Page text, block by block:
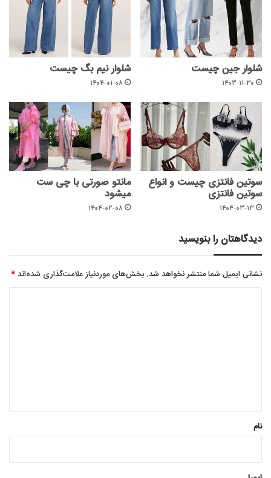
شلوار جین چیست
۱۴۰۳-۱۱-۳۰
شلوار نیم بگ چیست
۱۴۰۴-۰۱-۰۸
سوتین فانتزی چیست و انواع
سوتین فانتزی
۱۴۰۴-۰۳-۱۳
مانتو صورتی با چی ست
میشود
۱۴۰۴-۰۲-۰۸
دیدگاهتان را بنویسید
نشانی ایمیل شما منتشر نخواهد شد. بخش‌های موردنیاز علامت‌گذاری شده‌اند*
نام